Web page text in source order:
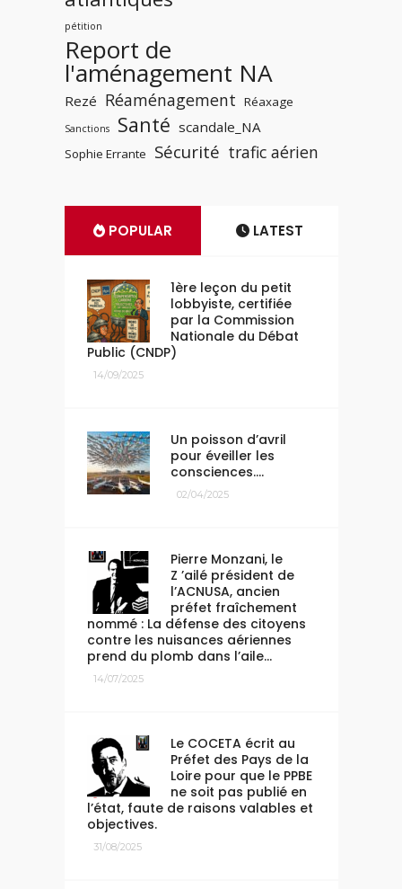
pétition
Report de
l'aménagement NA
Rezé Réaménagement Réaxage
Sanctions Santé scandale_NA
Sophie Errante Sécurité trafic aérien
POPULAR LATEST
1ère leçon du petit
lobbyiste, certifiée
par la Commission
Nationale du Débat
Public (CNDP)
14/09/2025
Un poisson d’avril
pour éveiller les
consciences….
02/04/2025
Pierre Monzani, le
Z ’ailé président de
l’ACNUSA, ancien
préfet fraîchement
nommé : La défense des citoyens
contre les nuisances aériennes
prend du plomb dans l’aile…
14/07/2025
Le COCETA écrit au
Préfet des Pays de la
Loire pour que le PPBE
ne soit pas publié en
l’état, faute de raisons valables et
objectives.
31/08/2025